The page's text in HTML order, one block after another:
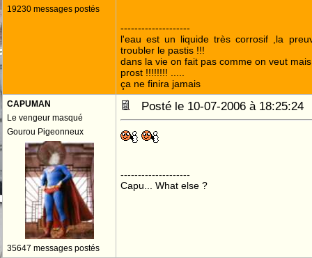
19230 messages postés
--------------------
l'eau est un liquide très corrosif ,la
troubler le pastis !!!
dans la vie on fait pas comme on veut
prost !!!!!!!! .....
ça ne finira jamais
CAPUMAN
Le vengeur masqué
Gourou Pigeonneux
35647 messages postés
Posté le 10-07-2006 à
--------------------
Capu... What else ?